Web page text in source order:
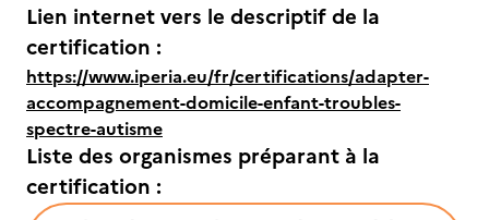
Lien internet vers le descriptif de la
certification :
https://www.iperia.eu/fr/certifications/adapter-
accompagnement-domicile-enfant-troubles-
spectre-autisme
Liste des organismes préparant à la
certification :